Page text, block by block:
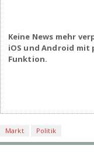
Keine News mehr
iOS und Android mit
Funktion.
Markt Politik